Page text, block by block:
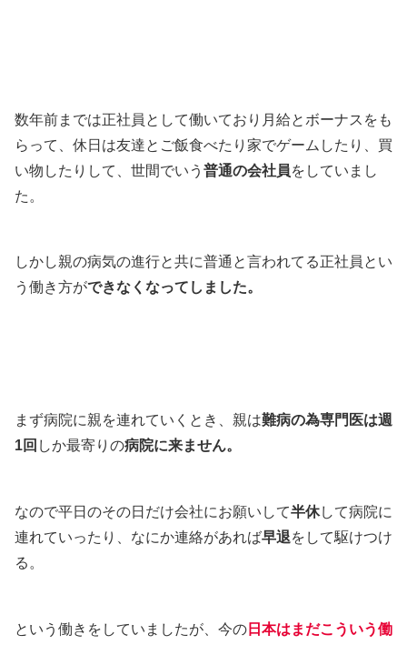
数年前までは正社員として働いており月給とボーナスをも
らって、休日は友達とご飯食べたり家でゲームしたり、買
い物したりして、世間でいう 普通の会社員をしていまし
た。
しかし親の病気の進行と共に普通と言われてる正社員とい
う働き方ができなくなってしました。
まず病院に親を連れていくとき、親は難病の為専門医は週
1回 しか最寄りの病院に来ません。
なので平日のその日だけ会社にお願いして半休して病院に
連れていったり、なにか連絡があれば早退をして駆けつけ
る。
という働きをしていましたが、今の 日本はまだこういう働